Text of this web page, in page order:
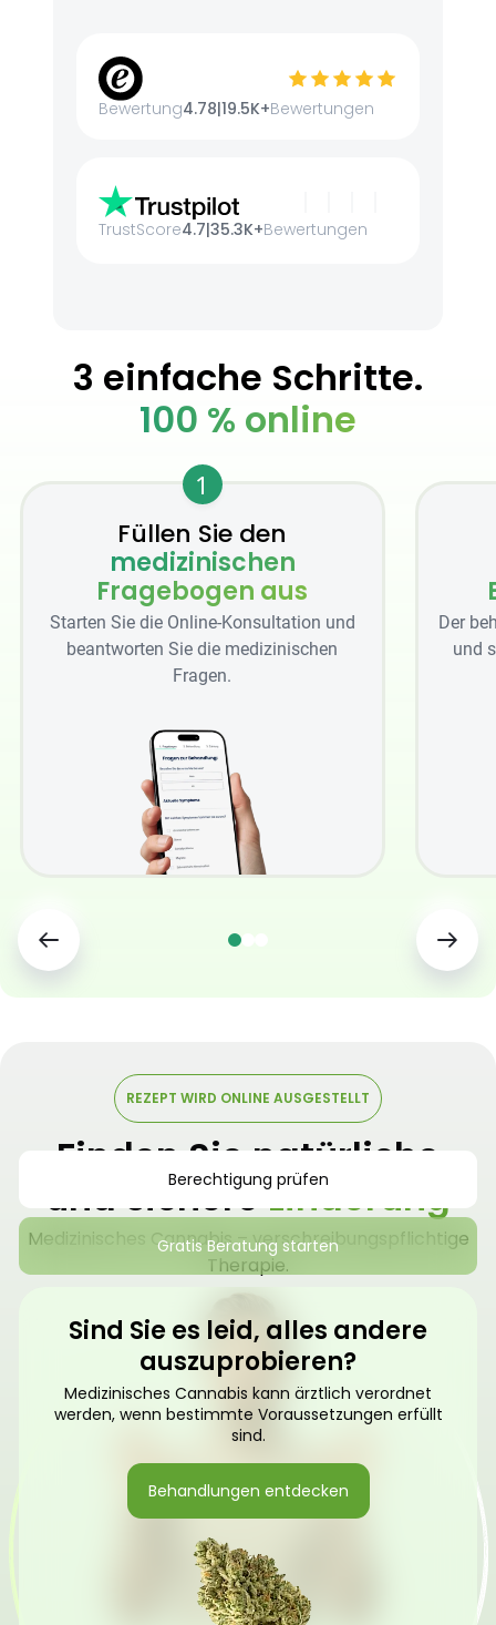
Bewertung4.78|19.5K+Bewertungen
TrustScore4.7|35.3K+Bewertungen
3 einfache Schritte.
100 % online
1
Füllen Sie den
medizinischen
Fragebogen aus
Starten Sie die Online-Konsultation und
beantworten Sie die medizinischen
Fragen.
Der
und
REZEPT WIRD ONLINE AUSGESTELLT
Finden Sie natürliche
und sichereLinderung
Medizinisches Cannabis – verschreibungspflichtige
Therapie.
Berechtigung prüfen
Gratis Beratung starten
Sind Sie es leid, alles andere
auszuprobieren?
Medizinisches Cannabis kann ärztlich verordnet
werden, wenn bestimmte Voraussetzungen erfüllt
sind.
Behandlungen entdecken